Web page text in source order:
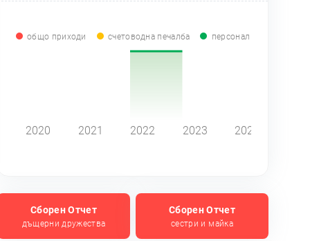
общо приходи счетоводна печалба персонал
2020 2021 2022 2023 2024
Сборен Отчет
дъщерни дружества
Сборен Отчет
сестри и майка